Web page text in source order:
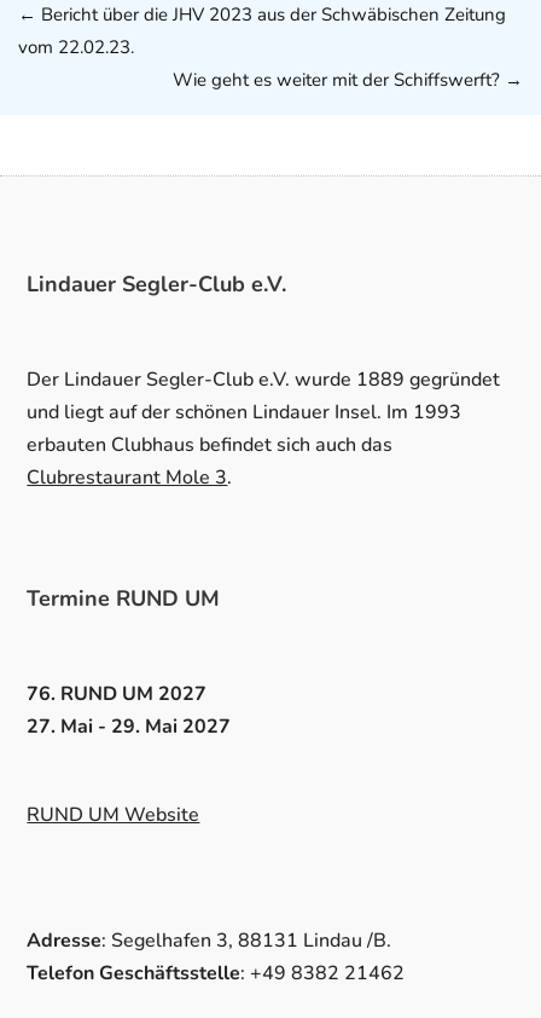
← Bericht über die JHV 2023 aus der Schwäbischen Zeitung
vom 22.02.23.
Wie geht es weiter mit der Schiffswerft? →
Lindauer Segler-Club e.V.
Der Lindauer Segler-Club e.V. wurde 1889 gegründet
und liegt auf der schönen Lindauer Insel. Im 1993
erbauten Clubhaus befindet sich auch das
Clubrestaurant Mole 3.
Termine RUND UM
76. RUND UM 2027
27. Mai - 29. Mai 2027
RUND UM Website
Adresse: Segelhafen 3, 88131 Lindau /B.
Telefon Geschäftsstelle: +49 8382 21462